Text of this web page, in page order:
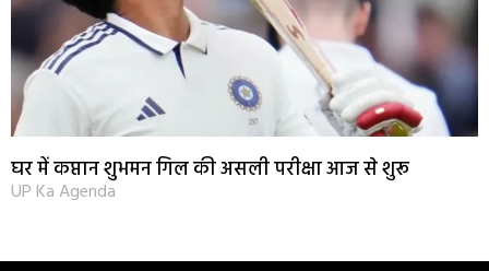
घर में कप्तान शुभमन गिल की असली परीक्षा आज से शुरू
UP Ka Agenda